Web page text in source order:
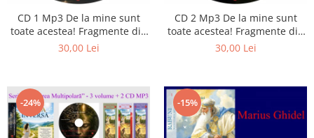
Literatura
Psihologie
Stiinta
CD 1 Mp3 De la mine sunt
toate acestea! Fragmente din
cărțile lui Marius Ghidel
30,00 Lei
CD 2 Mp3 De la mine sunt
toate acestea! Fragmente din
cărțile lui Marius Ghidel
30,00 Lei
-24% -15%